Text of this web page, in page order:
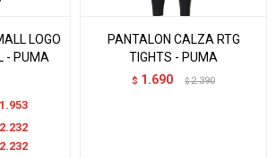
LOGO
- PUMA
1.953
2.232
2.232
PANTALON CALZA RTG
TIGHTS - PUMA
$ 1.690 $ 2.390